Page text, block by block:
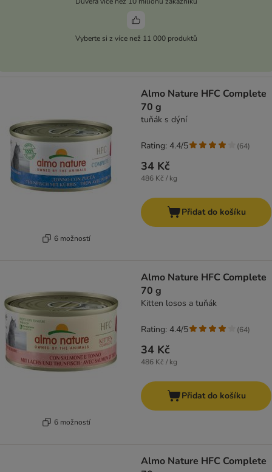
Vyberte si z více než 11 000 produktů
6 možností
Almo Nature HFC Complete
70 g
tuňák s dýní
34 Kč
486 Kč / kg
Rating: 4.4/5 (64)
Přidat do košíku
6 možností
Almo Nature HFC Complete
70 g
Kitten losos a tuňák
34 Kč
486 Kč / kg
Rating: 4.4/5 (64)
Přidat do košíku
Almo Nature HFC Complete